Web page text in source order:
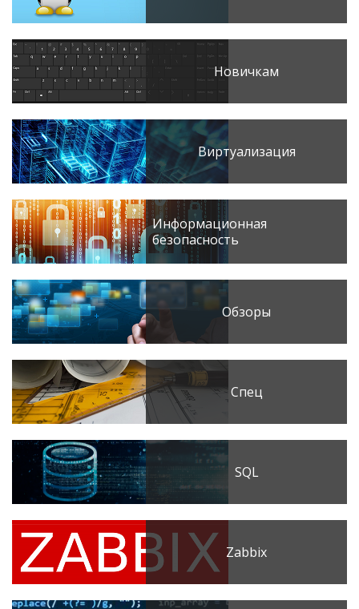
Новичкам
Виртуализация
Информационная
безопасность
Обзоры
Спец
SQL
Zabbix